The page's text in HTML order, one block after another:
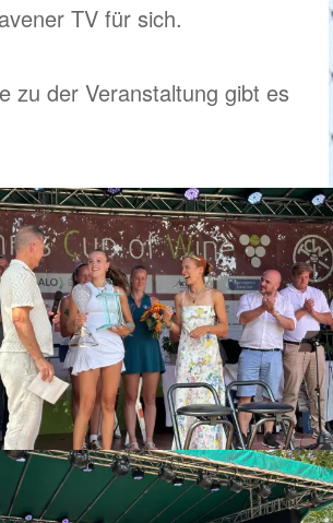
TV für sich.
zu der Veranstaltung gibt es